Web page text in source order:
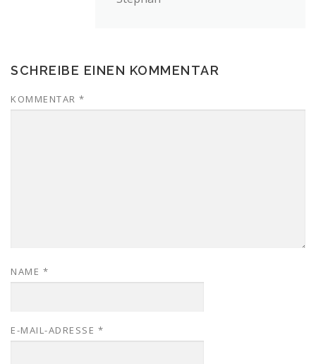
SCHREIBE EINEN KOMMENTAR
KOMMENTAR *
NAME *
E-MAIL-ADRESSE *